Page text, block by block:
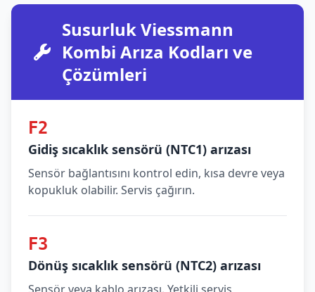
Susurluk Viessmann
Kombi Arıza Kodları ve
Çözümleri
F2
Gidiş sıcaklık sensörü (NTC1) arızası
Sensör bağlantısını kontrol edin, kısa devre veya
kopukluk olabilir. Servis çağırın.
F3
Dönüş sıcaklık sensörü (NTC2) arızası